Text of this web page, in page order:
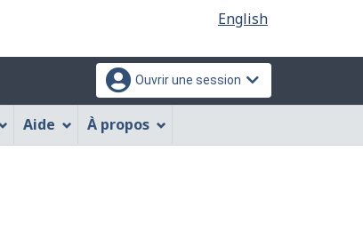
Sélection
de
la
langue
English
Ouvrir une session
Aide À propos